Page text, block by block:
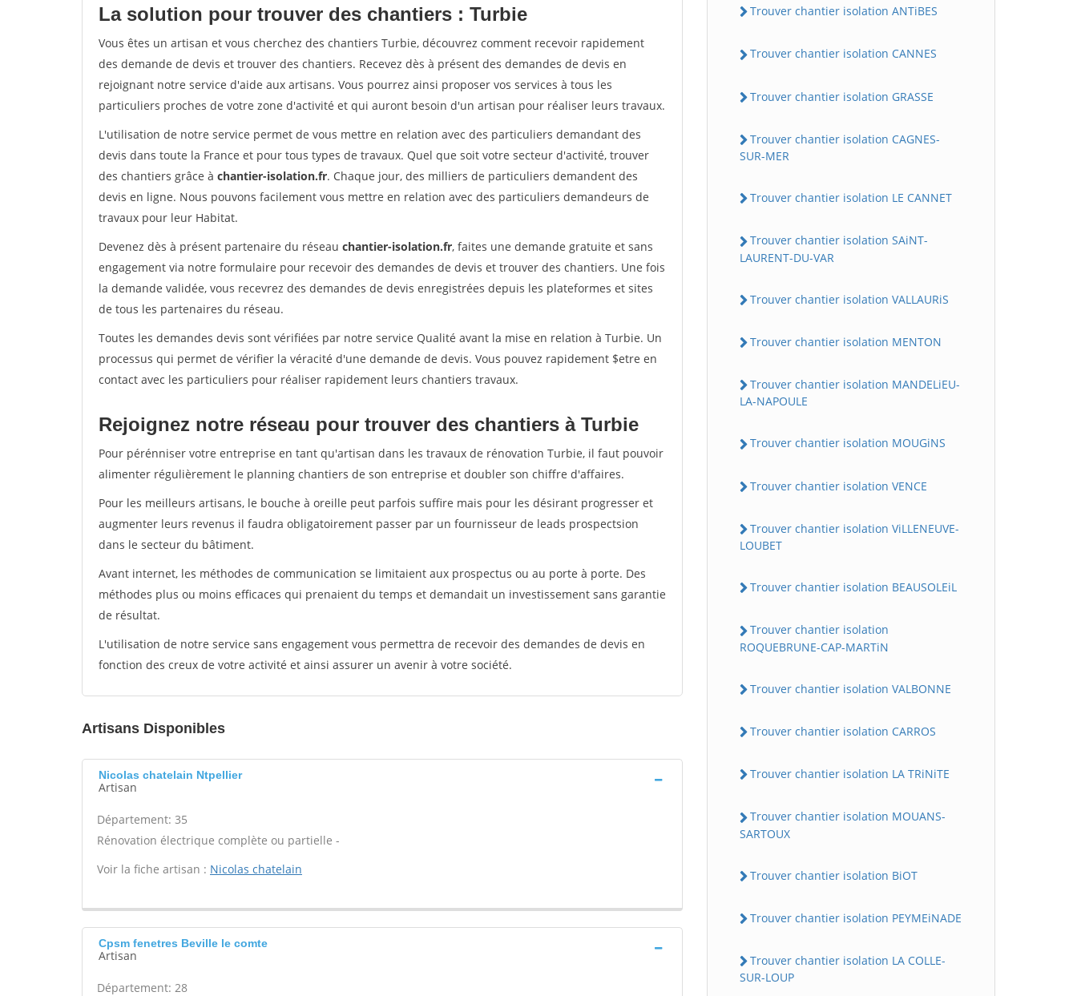
La solution pour trouver des chantiers : Turbie
Vous êtes un artisan et vous cherchez des chantiers Turbie, découvrez comment recevoir rapidement
des demande de devis et trouver des chantiers. Recevez dès à présent des demandes de devis en
rejoignant notre service d'aide aux artisans. Vous pourrez ainsi proposer vos services à tous les
particuliers proches de votre zone d'activité et qui auront besoin d'un artisan pour réaliser leurs travaux.
L'utilisation de notre service permet de vous mettre en relation avec des particuliers demandant des
devis dans toute la France et pour tous types de travaux. Quel que soit votre secteur d'activité, trouver
des chantiers grâce à chantier-isolation.fr. Chaque jour, des milliers de particuliers demandent des
devis en ligne. Nous pouvons facilement vous mettre en relation avec des particuliers demandeurs de
travaux pour leur Habitat.
Devenez dès à présent partenaire du réseau chantier-isolation.fr, faites une demande gratuite et sans
engagement via notre formulaire pour recevoir des demandes de devis et trouver des chantiers. Une fois
la demande validée, vous recevrez des demandes de devis enregistrées depuis les plateformes et sites
de tous les partenaires du réseau.
Toutes les demandes devis sont vérifiées par notre service Qualité avant la mise en relation à Turbie. Un
processus qui permet de vérifier la véracité d'une demande de devis. Vous pouvez rapidement $etre en
contact avec les particuliers pour réaliser rapidement leurs chantiers travaux.
Rejoignez notre réseau pour trouver des chantiers à Turbie
Pour pérénniser votre entreprise en tant qu'artisan dans les travaux de rénovation Turbie, il faut pouvoir
alimenter régulièrement le planning chantiers de son entreprise et doubler son chiffre d'affaires.
Pour les meilleurs artisans, le bouche à oreille peut parfois suffire mais pour les désirant progresser et
augmenter leurs revenus il faudra obligatoirement passer par un fournisseur de leads prospectsion
dans le secteur du bâtiment.
Avant internet, les méthodes de communication se limitaient aux prospectus ou au porte à porte. Des
méthodes plus ou moins efficaces qui prenaient du temps et demandait un investissement sans garantie
de résultat.
L'utilisation de notre service sans engagement vous permettra de recevoir des demandes de devis en
fonction des creux de votre activité et ainsi assurer un avenir à votre société.
Artisans Disponibles
Nicolas chatelain Ntpellier
Artisan
Département: 35
Rénovation électrique complète ou partielle -
Voir la fiche artisan : Nicolas chatelain
Cpsm fenetres Beville le comte
Artisan
Département: 28
Trouver chantier isolation ANTiBES
Trouver chantier isolation CANNES
Trouver chantier isolation GRASSE
Trouver chantier isolation CAGNES-
SUR-MER
Trouver chantier isolation LE CANNET
Trouver chantier isolation SAiNT-
LAURENT-DU-VAR
Trouver chantier isolation VALLAURiS
Trouver chantier isolation MENTON
Trouver chantier isolation MANDELiEU-
LA-NAPOULE
Trouver chantier isolation MOUGiNS
Trouver chantier isolation VENCE
Trouver chantier isolation ViLLENEUVE-
LOUBET
Trouver chantier isolation BEAUSOLEiL
Trouver chantier isolation
ROQUEBRUNE-CAP-MARTiN
Trouver chantier isolation VALBONNE
Trouver chantier isolation CARROS
Trouver chantier isolation LA TRiNiTE
Trouver chantier isolation MOUANS-
SARTOUX
Trouver chantier isolation BiOT
Trouver chantier isolation PEYMEiNADE
Trouver chantier isolation LA COLLE-
SUR-LOUP